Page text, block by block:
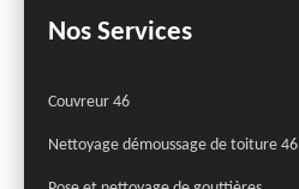
Nos Services
Couvreur 46
Nettoyage démoussage de toiture 46